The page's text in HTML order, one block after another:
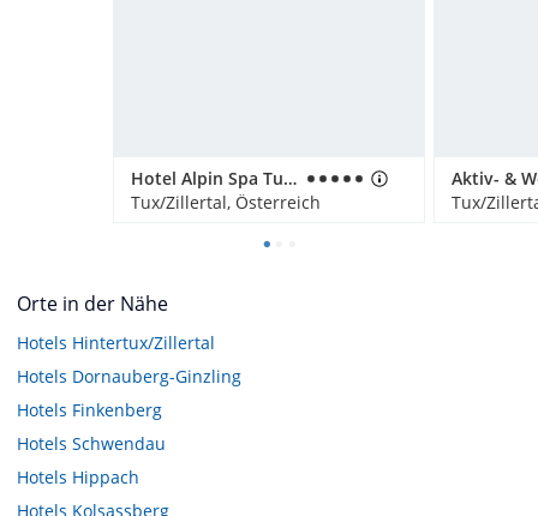
Hotel Alpin Spa Tuxerhof
Tux/Zillertal, Österreich
Tux/
Orte in der Nähe
Hotels Hintertux/Zillertal
Hotels Dornauberg-Ginzling
Hotels Finkenberg
Hotels Schwendau
Hotels Hippach
Hotels Kolsassberg